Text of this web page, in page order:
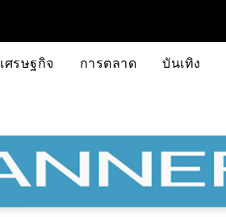
เศรษฐกิจ การตลาด บันเทิง